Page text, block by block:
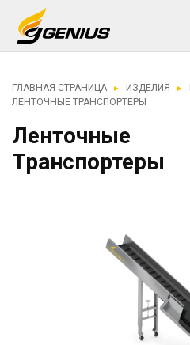
ГЛАВНАЯ СТРАНИЦА ИЗДЕЛИЯ
ЛЕНТОЧНЫЕ ТРАНСПОРТЕРЫ
Ленточные
Транспортеры